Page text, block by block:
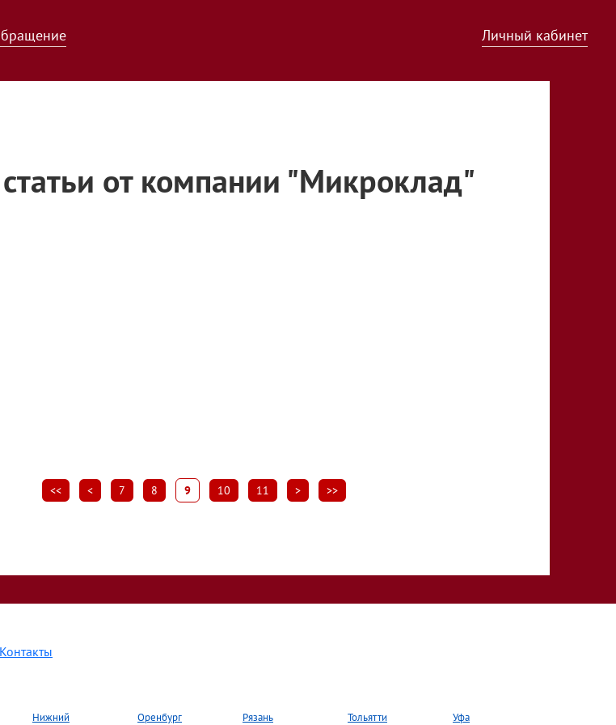
Личный кабинет
от компании "Микроклад"
<< < 7 8 9 10 11 > >>
Контакты
Нижний Оренбург Рязань Тольятти Уфа